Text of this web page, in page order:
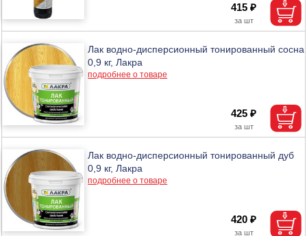
415 ₽
Лак водно-дисперсионный тонированный сосна
0,9 кг, Лакра
подробнее о товаре
425 ₽
Лак водно-дисперсионный тонированный дуб
0,9 кг, Лакра
подробнее о товаре
420 ₽